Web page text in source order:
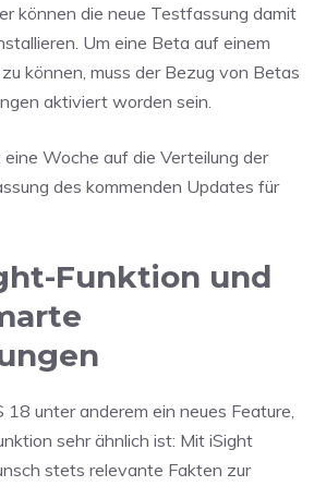
können die neue Testfassung damit
Um eine Beta auf einem
können, muss der Bezug von Betas
aktiviert worden sein.
Woche auf die Verteilung der
des kommenden Updates für
Funktion und
unter anderem ein neues Feature,
sehr ähnlich ist: Mit iSight
stets relevante Fakten zur